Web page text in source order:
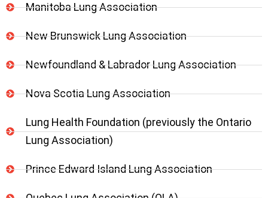
Manitoba Lung Association
New Brunswick Lung Association
Newfoundland & Labrador Lung Association
Nova Scotia Lung Association
Lung Health Foundation (previously the Ontario
Lung Association)
Prince Edward Island Lung Association